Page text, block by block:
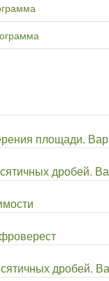
площади.
дробей.
дробей.